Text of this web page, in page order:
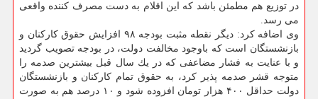
در توزیع هم مطمئن باشد كه این اقلام به دست مصرف كننده واقعی
می رسد.
وی اضافه كرد: دیگر نقطه مثبت بودجه ۹۸ افزایش حقوق كاركنان و
بازنشستگان است كه باوجود مخالفت دولت، در بودجه تصویب گردید
و با عنایت به فشار مضاعفی كه در یك سال قبل بیشترین صدمه را
متوجه قشر صدمه پذیر كرد، به حقوق تمام كاركنان و بازنشستگان
دولت حداقل ۴۰۰ هزار تومان افزوده شود و ۱۰ درصد هم به صورت